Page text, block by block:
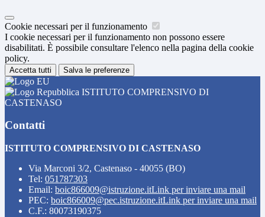
Cookie necessari per il funzionamento
I cookie necessari per il funzionamento non possono essere
disabilitati. È possibile consultare l'elenco nella pagina della cookie
policy.
Accetta tutti Salva le preferenze
ISTITUTO COMPRENSIVO DI
CASTENASO
Contatti
ISTITUTO COMPRENSIVO DI CASTENASO
Via Marconi 3/2, Castenaso - 40055 (BO)
Tel: 051787303
Email: boic866009@istruzione.itLink per inviare una mail
PEC: boic866009@pec.istruzione.itLink per inviare una mail
C.F.: 80073190375